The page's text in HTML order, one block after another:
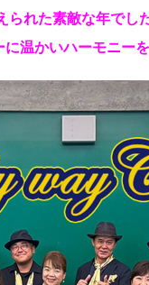
られた素敵な年でし
温かいハーモニー